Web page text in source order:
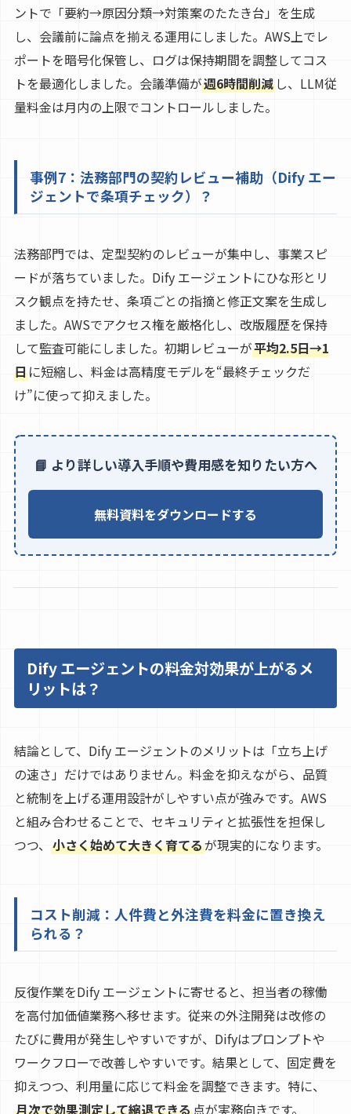
ントで「要約→原因分類→対策案のたたき台」を生成
し、会議前に論点を揃える運用にしました。AWS上でレ
ポートを暗号化保管し、ログは保持期間を調整してコス
トを最適化しました。会議準備が週6時間削減し、LLM従
量料金は月内の上限でコントロールしました。
事例7：法務部門の契約レビュー補助（Dify エー
ジェントで条項チェック）？
法務部門では、定型契約のレビューが集中し、事業スピ
ードが落ちていました。Dify エージェントにひな形とリ
スク観点を持たせ、条項ごとの指摘と修正文案を生成し
ました。AWSでアクセス権を厳格化し、改版履歴を保持
して監査可能にしました。初期レビューが平均2.5日→1
日に短縮し、料金は高精度モデルを“最終チェックだ
け”に使って抑えました。
📘 より詳しい導入手順や費用感を知りたい方へ
無料資料をダウンロードする
Dify エージェントの料金対効果が上がるメ
リットは？
結論として、Dify エージェントのメリットは「立ち上げ
の速さ」だけではありません。料金を抑えながら、品質
と統制を上げる運用設計がしやすい点が強みです。AWS
と組み合わせることで、セキュリティと拡張性を担保し
つつ、 小さく始めて大きく育てるが現実的になります。
コスト削減：人件費と外注費を料金に置き換え
られる？
反復作業をDify エージェントに寄せると、担当者の稼働
を高付加価値業務へ移せます。従来の外注開発は改修の
たびに費用が発生しやすいですが、Difyはプロンプトや
ワークフローで改善しやすいです。結果として、固定費を
抑えつつ、利用量に応じて料金を調整できます。特に、
月次で効果測定して縮退できる点が実務向きです。